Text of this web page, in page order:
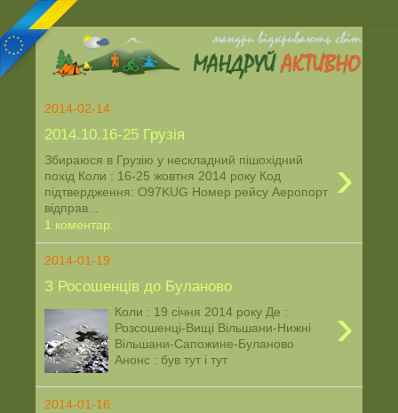
2014-02-14
2014.10.16-25 Грузія
›
Збираюся в Грузію у нескладний пішохідний
похід Коли : 16-25 жовтня 2014 року Код
підтвердження: O97KUG Номер рейсу Аеропорт
відправ...
1 коментар:
2014-01-19
З Росошенців до Буланово
›
Коли : 19 січня 2014 року Де :
Розсошенці-Вищі Вільшани-Нижні
Вільшани-Сапожине-Буланово
Анонс : був тут і тут
2014-01-16